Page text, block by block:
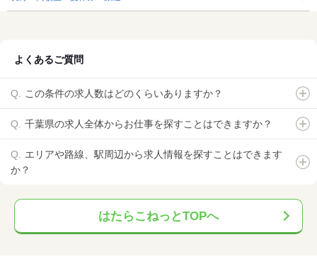
よくあるご質問
この条件の求人数はどのくらいありますか？
千葉県の求人全体からお仕事を探すことはできますか？
エリアや路線、駅周辺から求人情報を探すことはできます
か？
はたらこねっとTOPへ